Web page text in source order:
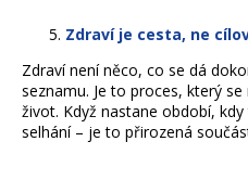
Zdraví je cesta, ne
Zdraví není něco, co se dá
seznamu. Je to proces, který
život. Když nastane období,
selhání – je to přirozená